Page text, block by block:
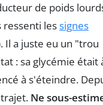
de poids
ressenti lessignes
Il a juste eu un "trou
: sa glycémie était
à s'éteindre.
Ne sous-